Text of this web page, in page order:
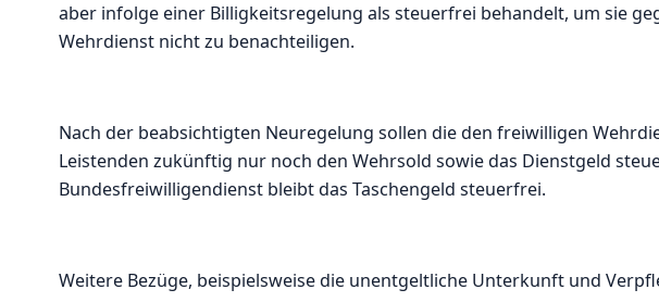
aber infolge einer Billigkeitsregelung als steuerfrei behandelt, um sie
Wehrdienst nicht zu benachteiligen.
Nach der beabsichtigten Neuregelung sollen die den freiwilligen
Leistenden zukünftig nur noch den Wehrsold sowie das Dienstgeld
Bundesfreiwilligendienst bleibt das Taschengeld steuerfrei.
Weitere Bezüge, beispielsweise die unentgeltliche Unterkunft und